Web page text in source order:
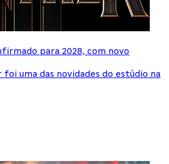
para 2028, com novo
foi uma das novidades do estúdio na